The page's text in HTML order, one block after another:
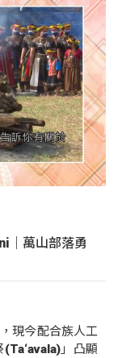
｜萬山部落勇
現今配合族人工
」凸顯